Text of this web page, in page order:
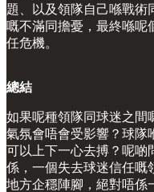
題、以及領隊自己喺戰術
嘅不滿同擔憂，最終喺呢
任危機。
總結
如果呢種領隊同球迷之間
氣氛會唔會受影響？球隊
可以上下一心去搏？呢啲
係，一個失去球迷信任嘅
地方企穩陣腳，絕對唔係